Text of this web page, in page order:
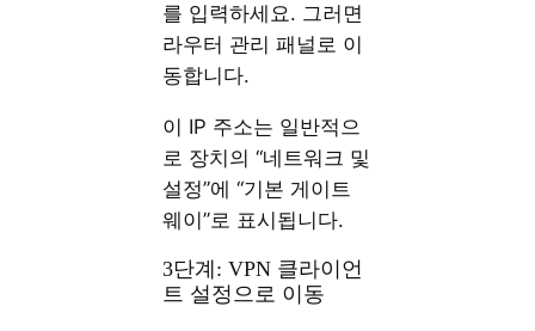
를 입력하세요. 그러면
라우터 관리 패널로 이
동합니다.
이 IP 주소는 일반적으
로 장치의 “네트워크 및
설정”에 “기본 게이트
웨이”로 표시됩니다.
3단계: VPN 클라이언
트 설정으로 이동